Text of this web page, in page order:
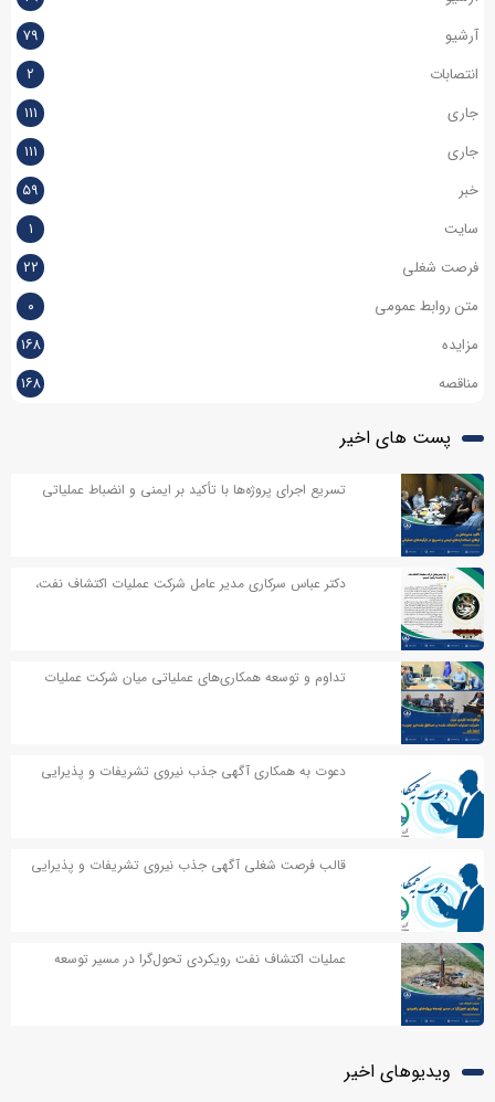
آرشیو
۷۹
انتصابات
۲
جاری
۱۱۱
جاری
۱۱۱
خبر
۵۹
سایت
۱
فرصت شغلی
۲۲
متن روابط عمومی
۰
مزایده
۱۶۸
مناقصه
۱۶۸
پست های اخیر
تسریع اجرای پروژه‌ها با تأکید بر ایمنی و انضباط عملیاتی
دکتر عباس سرکاری مدیر عامل شرکت عملیات اکتشاف نفت،
تداوم و توسعه همکاری‌های عملیاتی میان شرکت عملیات
دعوت به همکاری آگهی جذب نیروی تشریفات و پذیرایی
قالب فرصت شغلی آگهی جذب نیروی تشریفات و پذیرایی
عملیات اکتشاف نفت رویکردی تحول‌گرا در مسیر توسعه
ویدیوهای اخیر